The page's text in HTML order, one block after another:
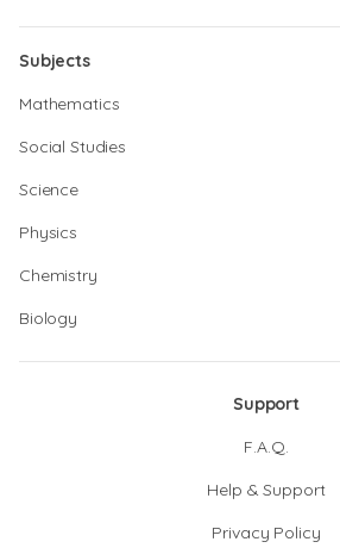
Subjects
Mathematics
Social Studies
Science
Physics
Chemistry
Biology
Support
F.A.Q.
Help & Support
Privacy Policy